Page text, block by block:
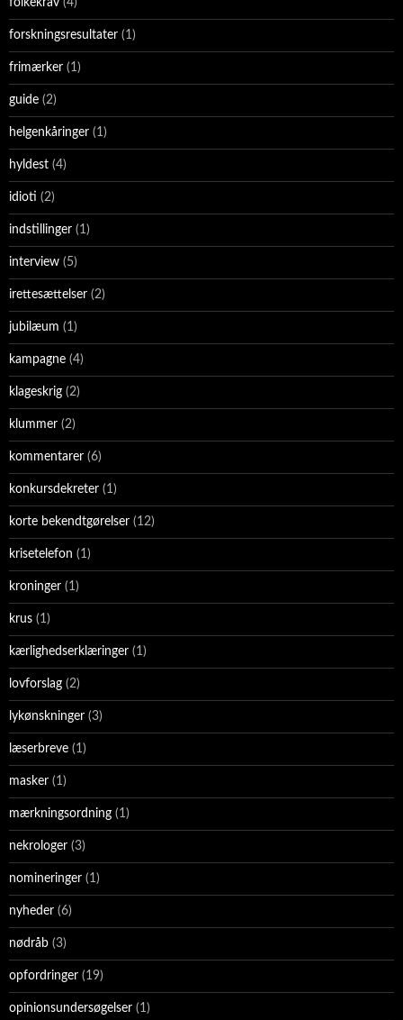
folkekrav (4)
forskningsresultater (1)
frimærker (1)
guide (2)
helgenkåringer (1)
hyldest (4)
idioti (2)
indstillinger (1)
interview (5)
irettesættelser (2)
jubilæum (1)
kampagne (4)
klageskrig (2)
klummer (2)
kommentarer (6)
konkursdekreter (1)
korte bekendtgørelser (12)
krisetelefon (1)
kroninger (1)
krus (1)
kærlighedserklæringer (1)
lovforslag (2)
lykønskninger (3)
læserbreve (1)
masker (1)
mærkningsordning (1)
nekrologer (3)
nomineringer (1)
nyheder (6)
nødråb (3)
opfordringer (19)
opinionsundersøgelser (1)